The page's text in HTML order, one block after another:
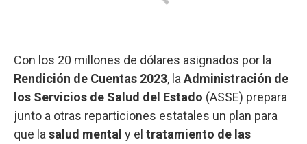
Con los 20 millones de dólares asignados por la
Rendición de Cuentas 2023, la Administración de
los Servicios de Salud del Estado (ASSE) prepara
junto a otras reparticiones estatales un plan para
que la salud mental y el tratamiento de las